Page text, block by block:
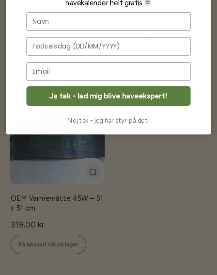
179,00 kr
Få besked når på lager
OEM Varmemåtte 21W – 52
179,00 kr
Få besked når på lager
OEM Varmemåtte 45W – 51
x 51 cm
319,00 kr
Få besked når på lager
havekalender helt gratis 📅
Navn
Fødselsdag
Ja tak - lad mig blive haveekspert!
Nej tak - jeg har styr på det!